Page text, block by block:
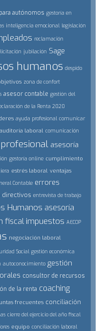
autónomos gestoría en
inteligencia emocional legislación
reclamación
jubilación Sage
humanos despido
zona de confort
asesor contable gestión del
de la Renta 2020
ayuda profesional comunicar
auditoría laboral comunicación
asesoría
gestoría online cumplimiento
estrés laboral ventajas
Contable errores
directivos entrevista de trabajo
Humanos asesoría
fiscal impuestos AECOP
negociación laboral
Social gestión económica
autoconocimiento gestión
consultor de recursos
de la renta coaching
frecuentes conciliación
cierre del ejercicio del año fiscal
equipo conciliación laboral